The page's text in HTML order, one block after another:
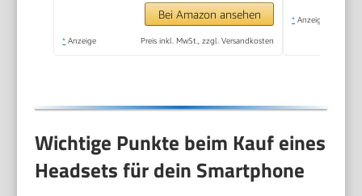
Bei Amazon ansehen
* Anzeige Preis inkl. MwSt., zzgl. Versandkosten
* Anzeige
Wichtige Punkte beim Kauf eines
Headsets für dein Smartphone